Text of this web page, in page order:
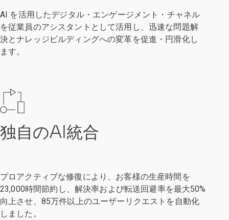
AI を活用したデジタル・エンゲージメント・チャネル
を従業員のアシスタントとして活用し、迅速な問題解
決とナレッジビルディングへの変革を促進・円滑化し
ます。
独自のAI統合
プロアクティブな修復により、お客様の生産時間を
23,000時間節約し、解決率および転送回避率を最大50%
向上させ、85万件以上のユーザーリクエストを自動化
しました。